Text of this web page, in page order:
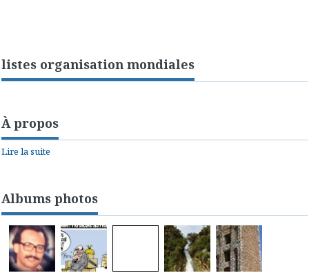
listes organisation mondiales
À propos
Lire la suite
Albums photos